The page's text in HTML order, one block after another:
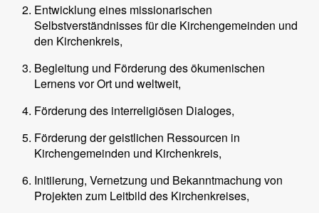
Entwicklung eines missionarischen
Selbstverständnisses für die Kirchengemeinden und
den Kirchenkreis,
Begleitung und Förderung des ökumenischen
Lernens vor Ort und weltweit,
Förderung des interreligiösen Dialoges,
Förderung der geistlichen Ressourcen in
Kirchengemeinden und Kirchenkreis,
Initiierung, Vernetzung und Bekanntmachung von
Projekten zum Leitbild des Kirchenkreises,